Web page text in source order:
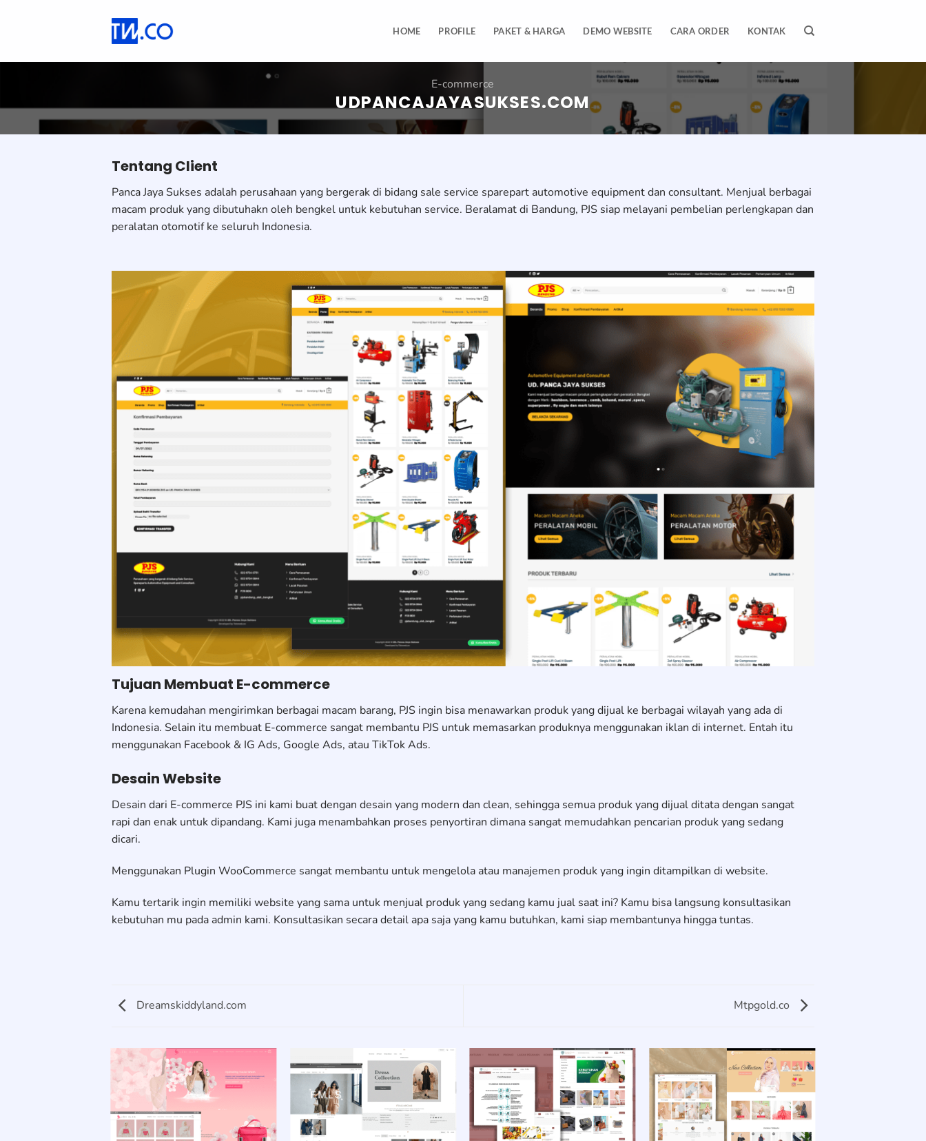
HOME PROFILE PAKET & HARGA DEMO WEBSITE CARA ORDER KONTAK
E-commerce
UDPANCAJAYASUKSES.COM
Tentang Client
Panca Jaya Sukses adalah perusahaan yang bergerak di bidang sale service sparepart automotive equipment dan consultant. Menjual berbagai
macam produk yang dibutuhakn oleh bengkel untuk kebutuhan service. Beralamat di Bandung, PJS siap melayani pembelian perlengkapan dan
peralatan otomotif ke seluruh Indonesia.
Tujuan Membuat E-commerce
Karena kemudahan mengirimkan berbagai macam barang, PJS ingin bisa menawarkan produk yang dijual ke berbagai wilayah yang ada di
Indonesia. Selain itu membuat E-commerce sangat membantu PJS untuk memasarkan produknya menggunakan iklan di internet. Entah itu
menggunakan Facebook & IG Ads, Google Ads, atau TikTok Ads.
Desain Website
Desain dari E-commerce PJS ini kami buat dengan desain yang modern dan clean, sehingga semua produk yang dijual ditata dengan sangat
rapi dan enak untuk dipandang. Kami juga menambahkan proses penyortiran dimana sangat memudahkan pencarian produk yang sedang
dicari.
Menggunakan Plugin WooCommerce sangat membantu untuk mengelola atau manajemen produk yang ingin ditampilkan di website.
Kamu tertarik ingin memiliki website yang sama untuk menjual produk yang sedang kamu jual saat ini? Kamu bisa langsung konsultasikan
kebutuhan mu pada admin kami. Konsultasikan secara detail apa saja yang kamu butuhkan, kami siap membantunya hingga tuntas.
Dreamskiddyland.com Mtpgold.co